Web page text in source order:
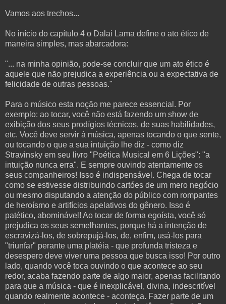
Vamos aos trechos...
No início do capítulo 4 o Dalai Lama define o ato ético de
maneira simples, mas abarcadora:
"... na minha opinião, pode-se concluir que um ato ético é
aquele que não prejudica a experiência ou a expectativa de
felicidade de outras pessoas."
Para o músico esta noção me parece essencial. Por
exemplo: ao tocar, você não está fazendo um show de
exibição dos seus prodígios técnicos, de suas habilidades,
etc. Você deve servir à música, apenas tocando o que sente,
ou tocando o que a sua intuição lhe diz - como diz
Stravinsky em seu livro "Poética Musical em 6 Lições": "a
intuição nunca erra". E sempre ouvindo atentamente os
seus companheiros! Isso é indispensável. Chega de tocar
como se estivesse distribuindo cartóes de um mero negócio
ou mesmo disputando a atenção do público com rompantes
de heroísmo e artifícios apelativos do gênero. Isso é
patético, abominável! Ao tocar de forma egoísta, você só
prejudica os seus semelhantes, porque há a intenção de
escravizá-los, de sobrepujá-los, de, enfim, usá-los para
"triunfar" perante uma platéia - que profunda tristeza e
desespero deve viver uma pessoa que busca isso! Por outro
lado, quando você toca ouvindo o que acontece ao seu
redor, acaba fazendo parte de algo maior, apenas facilitando
para que a música - que é inexplicável, divina, indescritível
quando realmente acontece - aconteça. Fazer parte de um